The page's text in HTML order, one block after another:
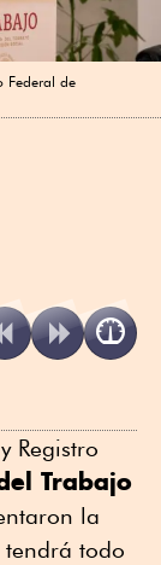
Federal de
Registro
Trabajo
la
todo